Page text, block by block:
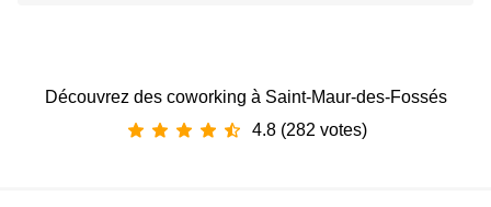
Découvrez des coworking à Saint-Maur-des-Fossés
4.8 (282 votes)